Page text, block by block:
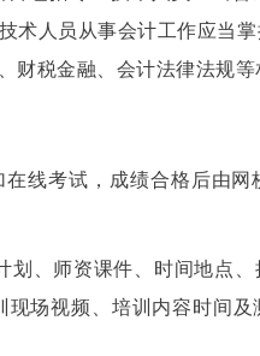
人员从事会计工作应当掌
税金融、会计法律法规等
线考试，成绩合格后由网
、师资课件、时间地点
场视频、培训内容时间